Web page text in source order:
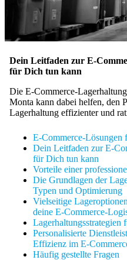
Dein Leitfaden zur E-
für Dich tun kann
Die E-Commerce-
Monta kann dabei helfen, den
Lagerhaltung effizienter und
E-Commerce-Lösungen
Dein Leitfaden zur E-
für Dich tun kann
Vorteile einer
Die Grundlagen der
Typen und Optimierung
Vielseitige
deine E-Commerce-
Lagerhaltungsstrategien
Personalisierte
Effizienz im E-
Häufig gestellte Fragen